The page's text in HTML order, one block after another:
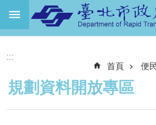
跳到主要內容區塊
階
尋
:::
首頁 便
規劃資料開放專區